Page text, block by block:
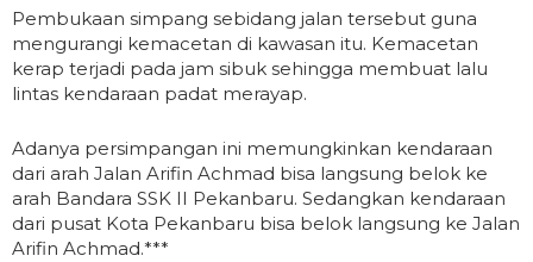
Pembukaan simpang sebidang jalan tersebut guna
mengurangi kemacetan di kawasan itu. Kemacetan
kerap terjadi pada jam sibuk sehingga membuat lalu
lintas kendaraan padat merayap.
Adanya persimpangan ini memungkinkan kendaraan
dari arah Jalan Arifin Achmad bisa langsung belok ke
arah Bandara SSK II Pekanbaru. Sedangkan kendaraan
dari pusat Kota Pekanbaru bisa belok langsung ke Jalan
Arifin Achmad.***